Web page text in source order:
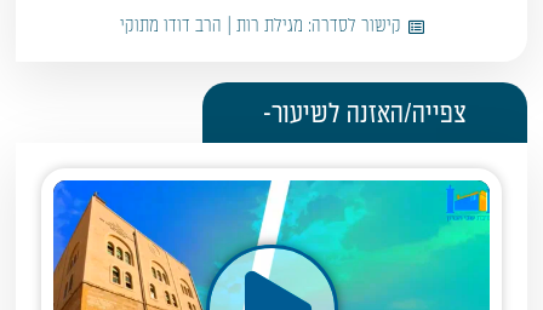
קישור לסדרה: מגילת רות | הרב דודו מתוקי
צפייה/האזנה לשיעור-